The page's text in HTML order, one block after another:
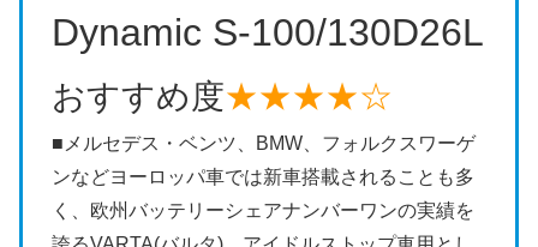
Dynamic S-100/130D26L
おすすめ度★★★★☆
■メルセデス・ベンツ、BMW、フォルクスワーゲ
ンなどヨーロッパ車では新車搭載されることも多
く、欧州バッテリーシェアナンバーワンの実績を